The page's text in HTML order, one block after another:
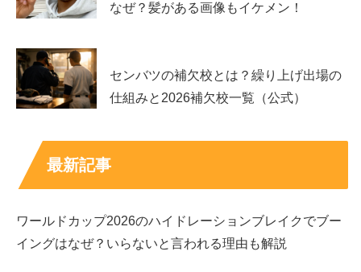
特技として挙げられているバレエや柔軟は、身体表現や姿
で伸ばしている
のが、現在のキャリアの見どころです。
公式に確認できる範囲
す。非公表の項目は「非公表」として整理します。
項目
内容
なぜ？髪がある画像もイケメン！
センバツの補欠校とは？繰り上げ出場の
仕組みと2026補欠校一覧（公式）
最新記事
ワールドカップ2026のハイドレーションブレイクでブー
イングはなぜ？いらないと言われる理由も解説